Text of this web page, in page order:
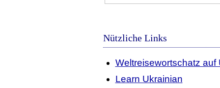
Nützliche Links
Weltreisewortschatz auf
Learn Ukrainian